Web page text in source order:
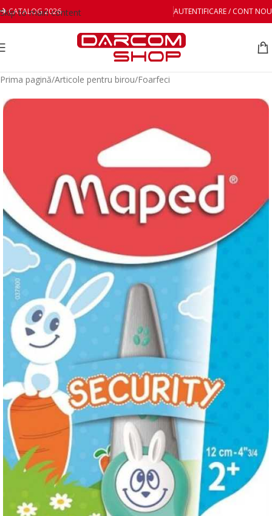
Skip to main content
CATALOG 2026 AUTENTIFICARE / CONT NOU
Prima pagină/Articole pentru birou/Foarfeci